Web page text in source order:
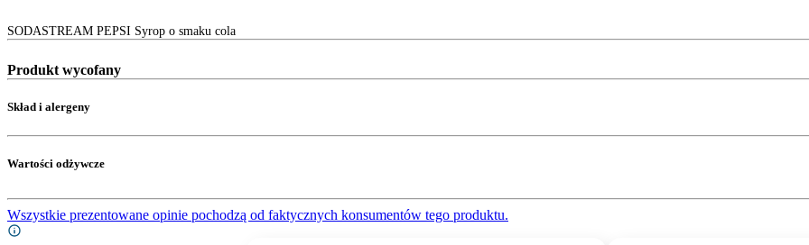
SODASTREAM PEPSI Syrop o smaku cola
Produkt wycofany
Skład i alergeny
Wartości odżywcze
Wszystkie prezentowane opinie pochodzą od faktycznych konsumentów tego produktu.